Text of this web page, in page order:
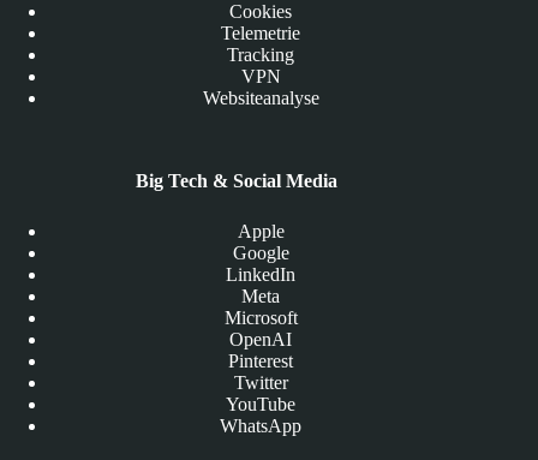
Cookies
Telemetrie
Tracking
VPN
Websiteanalyse
Big Tech & Social Media
Apple
Google
LinkedIn
Meta
Microsoft
OpenAI
Pinterest
Twitter
YouTube
WhatsApp